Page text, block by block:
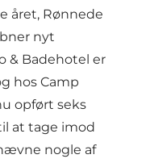
året, Rønnede
nyt
& Badehotel er
hos Camp
opført seks
at tage imod
nogle af